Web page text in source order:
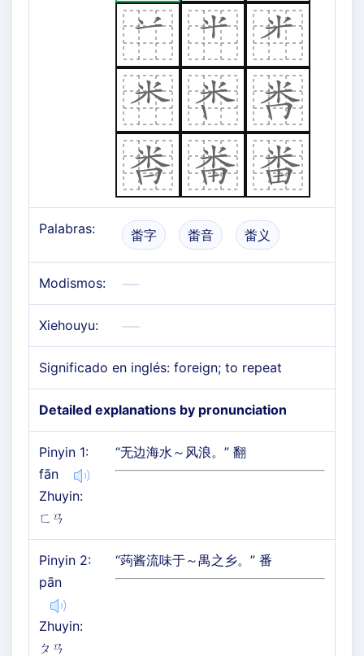
Palabras: 畨字 畨音 畨义
Modismos:
Xiehouyu:
Significado en inglés: foreign; to repeat
Detailed explanations by pronunciation
Pinyin 1:
fān
Zhuyin:
ㄈㄢ
“无边海水～风浪。” 翻
Pinyin 2:
pān
Zhuyin:
ㄆㄢ
“蒟酱流味于～禺之乡。” 番